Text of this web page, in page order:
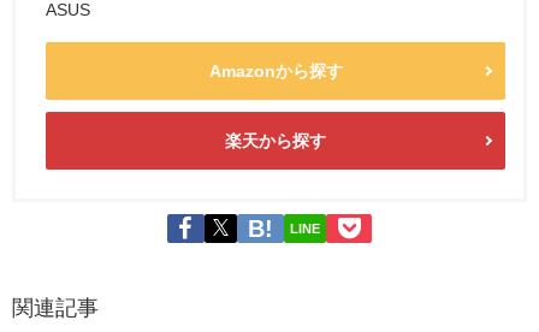
ASUS
Amazonから探す
楽天から探す
LINE
関連記事